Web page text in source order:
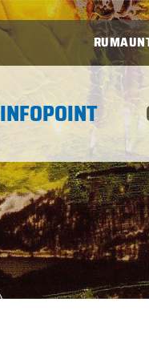
INFOPOINT